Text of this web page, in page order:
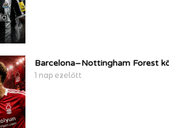
Barcelona–Nottingham Forest
1 nap ezelőtt